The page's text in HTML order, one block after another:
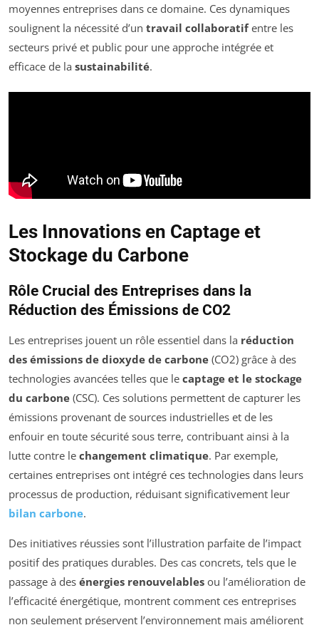
moyennes entreprises dans ce domaine. Ces dynamiques
soulignent la nécessité d’un travail collaboratifentre les
secteurs privé et public pour une approche intégrée et
efficace de la sustainabilité.
Les Innovations en Captage et
Stockage du Carbone
Rôle Crucial des Entreprises dans la
Réduction des Émissions de CO2
Les entreprises jouent un rôle essentiel dans la réduction
des émissions de dioxyde de carbone (CO2) grâce à des
technologies avancées telles que le captage et le stockage
du carbone (CSC). Ces solutions permettent de capturer les
émissions provenant de sources industrielles et de les
enfouir en toute sécurité sous terre, contribuant ainsi à la
lutte contre le changement climatique. Par exemple,
certaines entreprises ont intégré ces technologies dans leurs
processus de production, réduisant significativement leur
bilan carbone.
Des initiatives réussies sont l’illustration parfaite de l’impact
positif des pratiques durables. Des cas concrets, tels que le
passage à des énergies renouvelables ou l’amélioration de
l’efficacité énergétique, montrent comment ces entreprises
non seulement préservent l’environnement mais améliorent